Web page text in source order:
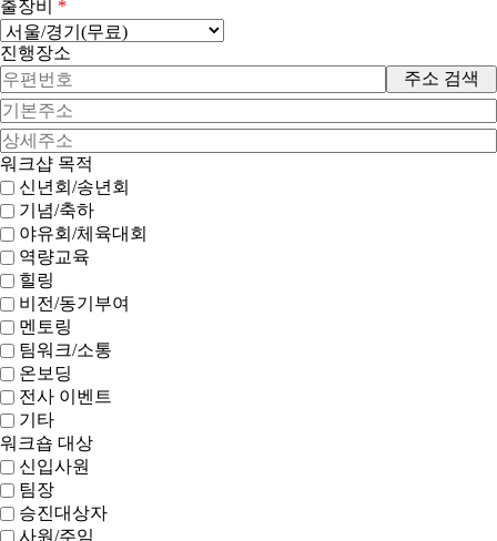
출장비 *
진행장소
주소 검색
워크샵 목적
신년회/송년회
기념/축하
야유회/체육대회
역량교육
힐링
비전/동기부여
멘토링
팀워크/소통
온보딩
전사 이벤트
기타
워크숍 대상
신입사원
팀장
승진대상자
사원/주임